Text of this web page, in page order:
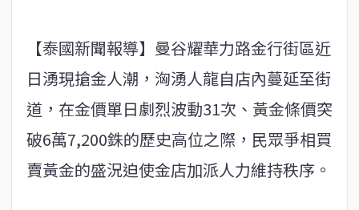
【泰國新聞報導】曼谷耀華力路金行街區近
日湧現搶金人潮，洶湧人龍自店內蔓延至街
道，在金價單日劇烈波動31次、黃金條價突
破6萬7,200銖的歷史高位之際，民眾爭相買
賣黃金的盛況迫使金店加派人力維持秩序。